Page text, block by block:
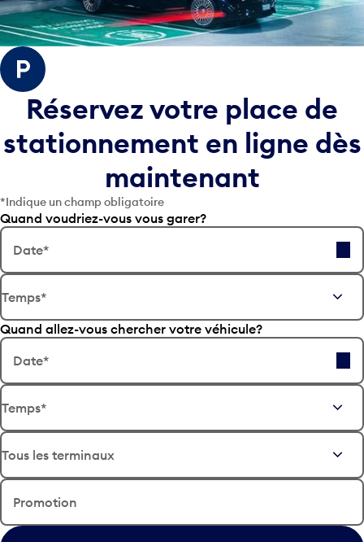
Réservez votre place de
stationnement en ligne dès
maintenant
*Indique un champ obligatoire
Quand voudriez-vous vous garer?
Date*
A
p
p
u
z
s
u
r
a
u
Temps*
Quand allez-vous chercher votre véhicule?
Date*
A
p
p
y
e
s
u
Temps*
Promotion